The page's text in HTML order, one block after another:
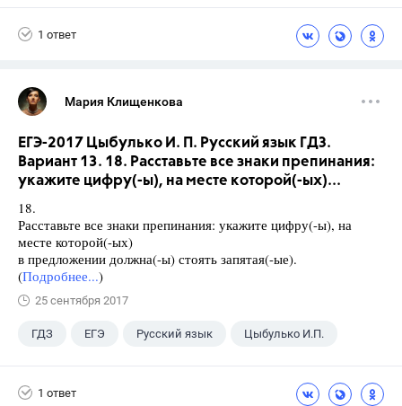
1 ответ
Мария Клищенкова
ЕГЭ-2017 Цыбулько И. П. Русский язык ГДЗ.
Вариант 13. 18. Расставьте все знаки препинания:
укажите цифру(-ы), на месте которой(-ых)...
18.
Расставьте все знаки препинания: укажите цифру(-ы), на
месте которой(-ых)
в предложении должна(-ы) стоять запятая(-ые).
(Подробнее...)
25 сентября 2017
ГДЗ ЕГЭ Русский язык Цыбулько И.П.
1 ответ